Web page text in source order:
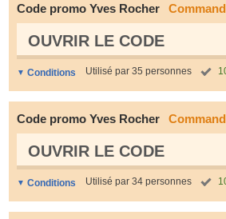
Code promo Yves Rocher
OUVRIR LE СODE
Conditions Utilisé par 35 personnes
Code promo Yves Rocher
OUVRIR LE СODE
Conditions Utilisé par 34 personnes